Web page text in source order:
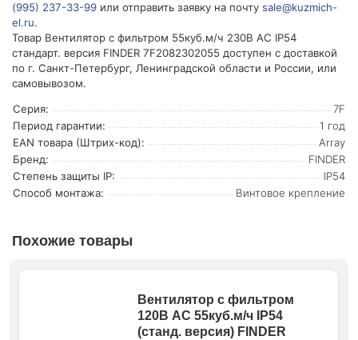
(995) 237-33-99 или отправить заявку на почту sale@kuzmich-
el.ru.
Товар Вентилятор с фильтром 55куб.м/ч 230В AC IP54
стандарт. версия FINDER 7F2082302055 доступен с доставкой
по г. Санкт-Петербург, Ленинградской области и России, или
самовывозом.
Серия:
7F
Период гарантии:
1 год
EAN товара (Штрих-код):
Array
Бренд:
FINDER
Степень защиты IP:
IP54
Способ монтажа:
Винтовое крепление
Похожие товары
Вентилятор с фильтром
120В AC 55куб.м/ч IP54
(станд. версия) FINDER